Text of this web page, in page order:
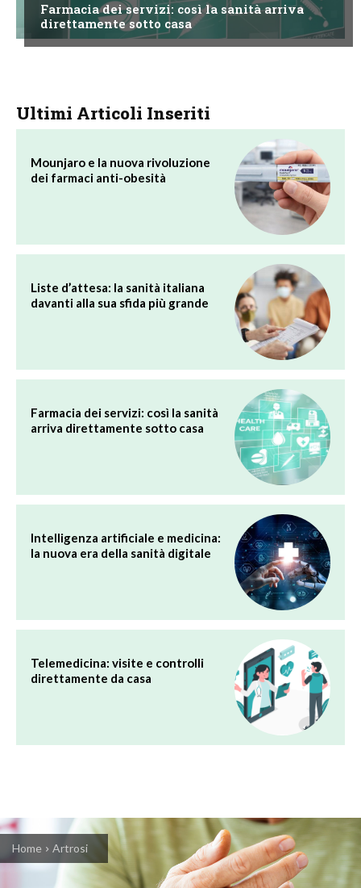
Farmacia dei servizi: così la sanità arriva
direttamente sotto casa
Ultimi Articoli Inseriti
Mounjaro e la nuova rivoluzione
dei farmaci anti-obesità
Liste d’attesa: la sanità italiana
davanti alla sua sfida più grande
Farmacia dei servizi: così la sanità
arriva direttamente sotto casa
Intelligenza artificiale e medicina:
la nuova era della sanità digitale
Telemedicina: visite e controlli
direttamente da casa